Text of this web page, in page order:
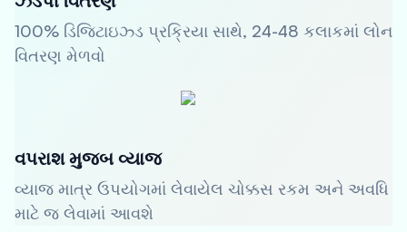
100% ડિજિટાઇઝ્ડ પ્રક્રિયા સાથે, 24-48 કલાકમાં લોન
વિતરણ મેળવો
વપરાશ મુજબ વ્યાજ
વ્યાજ માત્ર ઉપયોગમાં લેવાયેલ ચોક્કસ રકમ અને અવધિ
માટે જ લેવામાં આવશે